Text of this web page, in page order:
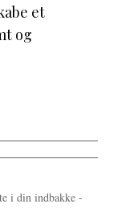
et
og
i din indbakke -